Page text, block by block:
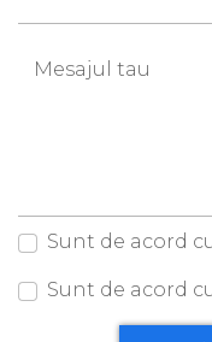
Mesajul tau
Sunt de acord
Sunt de acord